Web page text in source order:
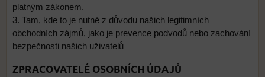
platným zákonem.
3. Tam, kde to je nutné z důvodu našich legitimních
obchodních zájmů, jako je prevence podvodů nebo zachování
bezpečnosti našich uživatelů
ZPRACOVATELÉ OSOBNÍCH ÚDAJŮ